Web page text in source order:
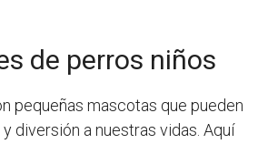
de perros niños
pequeñas mascotas que pueden
diversión a nuestras vidas. Aquí